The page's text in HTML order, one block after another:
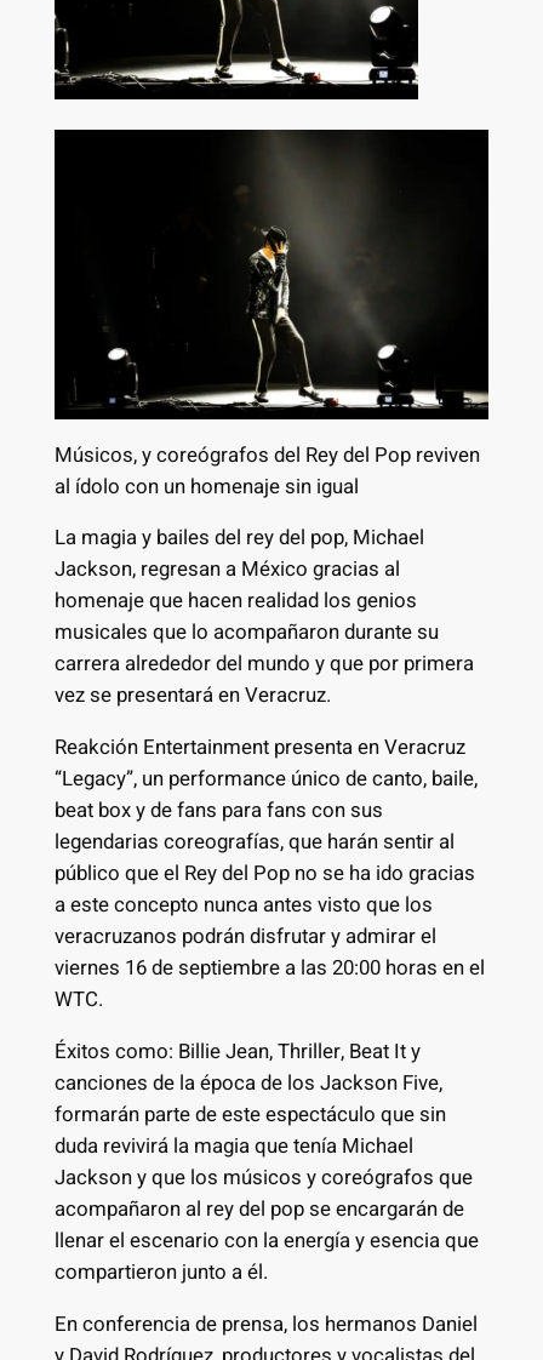
Músicos, y coreógrafos del Rey del Pop reviven
al ídolo con un homenaje sin igual
La magia y bailes del rey del pop, Michael
Jackson, regresan a México gracias al
homenaje que hacen realidad los genios
musicales que lo acompañaron durante su
carrera alrededor del mundo y que por primera
vez se presentará en Veracruz.
Reakción Entertainment presenta en Veracruz
“Legacy”, un performance único de canto, baile,
beat box y de fans para fans con sus
legendarias coreografías, que harán sentir al
público que el Rey del Pop no se ha ido gracias
a este concepto nunca antes visto que los
veracruzanos podrán disfrutar y admirar el
viernes 16 de septiembre a las 20:00 horas en el
WTC.
Éxitos como: Billie Jean, Thriller, Beat It y
canciones de la época de los Jackson Five,
formarán parte de este espectáculo que sin
duda revivirá la magia que tenía Michael
Jackson y que los músicos y coreógrafos que
acompañaron al rey del pop se encargarán de
llenar el escenario con la energía y esencia que
compartieron junto a él.
En conferencia de prensa, los hermanos Daniel